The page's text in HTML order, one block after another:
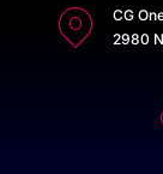
CG
2980